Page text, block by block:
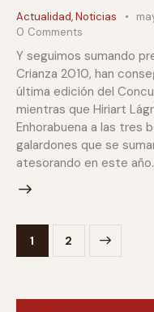
Actualidad,Noticias
0 Comments
Y seguimos sumando
Crianza 2010, han
última edición del
mientras que Hiriart
Enhorabuena a las tres
galardones que se
atesorando en este año.
1 2